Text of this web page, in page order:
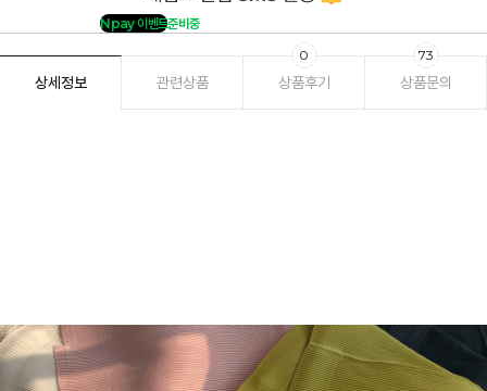
Npay 이벤트준비중
상세정보 관련상품 상품후기
0
상품문의
73